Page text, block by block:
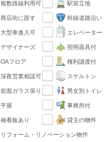
複数路線利用可 駅前立地
商店街に面す 幹線道路沿い
大型車進入可 エレベーター
デザイナーズ 照明器具付
OAフロア 権利譲渡付
深夜営業相談可 スケルトン
前面ガラス張り 男女別トイレ
平屋 事務所付
袖看板あり 貸主の物件
リフォーム・リノベーション物件